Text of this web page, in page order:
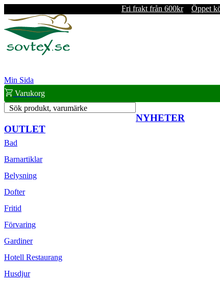
Fri frakt från 600kr Öppet
Min Sida
Varukorg
Sök produkt, varumärke
NYHETER
OUTLET
Bad
Barnartiklar
Belysning
Dofter
Fritid
Förvaring
Gardiner
Hotell Restaurang
Husdjur